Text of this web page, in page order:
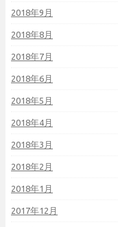
2018年9月
2018年8月
2018年7月
2018年6月
2018年5月
2018年4月
2018年3月
2018年2月
2018年1月
2017年12月